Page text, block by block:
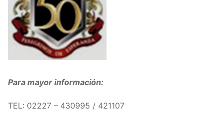
Para mayor información:
TEL: 02227 – 430995 / 421107